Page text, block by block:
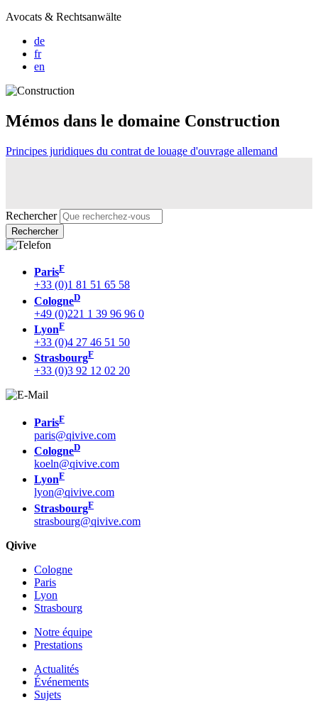
Avocats & Rechtsanwälte
de
fr
en
Mémos dans le domaine Construction
Principes juridiques du contrat de louage d'ouvrage allemand
Rechercher
ParisF
+33 (0)1 81 51 65 58
CologneD
+49 (0)221 1 39 96 96 0
LyonF
+33 (0)4 27 46 51 50
StrasbourgF
+33 (0)3 92 12 02 20
ParisF
paris@qivive.com
CologneD
koeln@qivive.com
LyonF
lyon@qivive.com
StrasbourgF
strasbourg@qivive.com
Qivive
Cologne
Paris
Lyon
Strasbourg
Notre équipe
Prestations
Actualités
Événements
Sujets